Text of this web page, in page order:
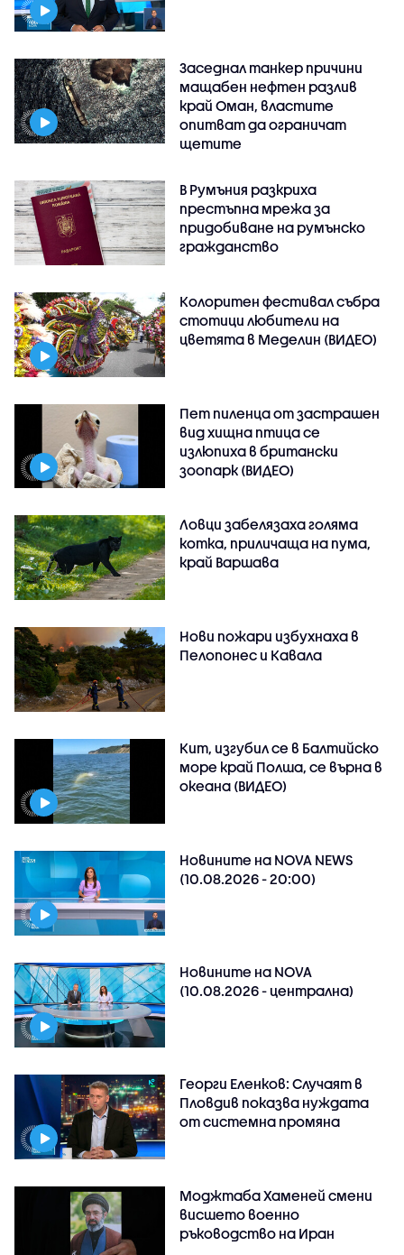
Заседнал танкер причини
мащабен нефтен разлив
край Оман, властите
опитват да ограничат
щетите
В Румъния разкриха
престъпна мрежа за
придобиване на румънско
гражданство
Колоритен фестивал събра
стотици любители на
цветята в Меделин (ВИДЕО)
Пет пиленца от застрашен
вид хищна птица се
излюпиха в британски
зоопарк (ВИДЕО)
Ловци забелязаха голяма
котка, приличаща на пума,
край Варшава
Нови пожари избухнаха в
Пелопонес и Кавала
Кит, изгубил се в Балтийско
море край Полша, се върна в
океана (ВИДЕО)
Новините на NOVA NEWS
(10.08.2026 - 20:00)
Новините на NOVA
(10.08.2026 - централна)
Георги Еленков: Случаят в
Пловдив показва нуждата
от системна промяна
Моджтаба Хаменей смени
висшето военно
ръководство на Иран